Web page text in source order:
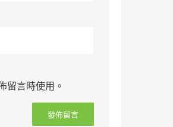
留言時使用。